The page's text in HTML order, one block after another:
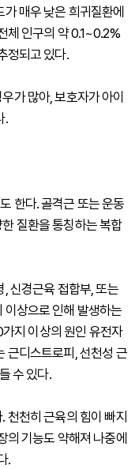
매우 낮은 희귀질환에
체 인구의 약 0.1~0.2%
정되고 있다.
가 많아, 보호자가 아이
.
한다. 골격근 또는 운동
질환을 통칭하는 복합
신경근육 접합부, 또는
이상으로 인해 발생하는
지 이상의 원인 유전자
근디스트로피, 선천성 근
수 있다.
천천히 근육의 힘이 빠지
의 기능도 약해져 나중에
.